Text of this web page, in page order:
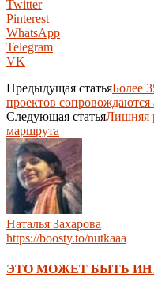
Twitter
Pinterest
WhatsApp
Telegram
VK
Предыдущая статьяБолее
проектов
Следующая статьяЛишняя
маршрута
Наталья Захарова
https://boosty.to/nutkaaa
ЭТО МОЖЕТ БЫТЬ